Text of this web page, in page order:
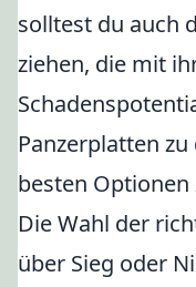
solltest du auch
ziehen, die mit
Panzerplatten
besten Optionen
Die Wahl der
über Sieg oder